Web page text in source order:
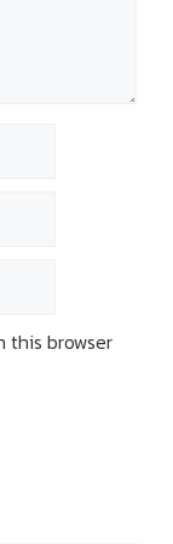
this browser